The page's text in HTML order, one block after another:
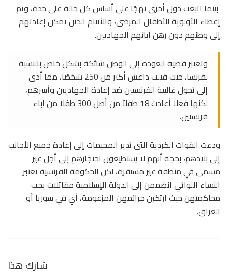
بينما اتبعت دول أخرى نهجًا على أساس كل حالة على حدة، وتم
إعطاء الأولوية للأطفال المرضى، والأيتام الذين يمكن إعادتهم
إلى وطنهم دون رهن آبائهم الجهاديين.
وتعتبر قضية العودة إلى الوطن شائكة بشكل خاص بالنسبة
لفرنسا، حيث قتلت داعش أكثر من 250 شخصًا، مما أدى
إلى تحول غالبية الفرنسيين ضد إعادة الجهاديين وأسرهم،
لكنها فعلا أعادت 18 طفلاً من أصل 300 طفلا من آباء
فرنسيين.
ودعت القوات الكردية التي تدير المخيمات إلى إعادة جميع الأجانب
إلى بلادهم، بحجة أنهم لا يستطيعون احتجازهم إلى أجل غير
مسمى في منطقة غير مستقرة، لكن الحكومة الفرنسية تعتبر
النساء اللواتي انضممن إلى الدولة الإسلامية مقاتلات يجب
محاكمتهن حيث ارتكبن جرائمهن المزعومة، أي في سوريا أو
العراق.
شارك هذا